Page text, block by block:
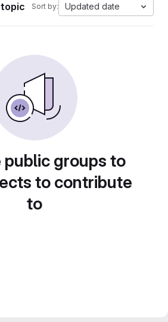
Sort by: Updated date
public groups to
to contribute
to